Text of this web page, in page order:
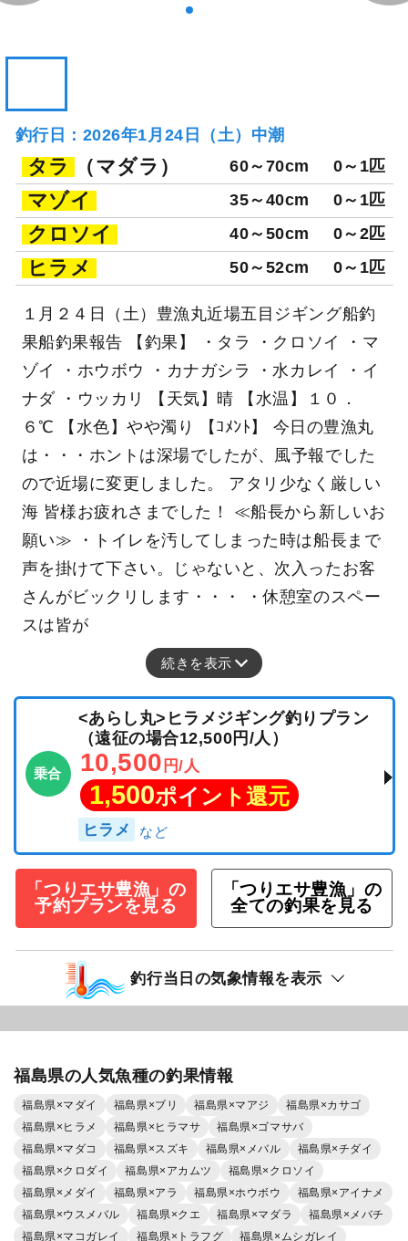
つりエサ豊漁
福島県 相馬市 相馬港
197日前
釣り船詳細を見る
釣行日：2026年1月24日（土）中潮
タラ （マダラ） 60～70cm 0～1匹
マゾイ 35～40cm 0～1匹
クロソイ 40～50cm 0～2匹
ヒラメ
１月２４日（土）豊漁丸近場五目ジギング船釣
果船釣果報告 【釣果】 ・タラ ・クロソイ ・マ
ゾイ ・ホウボウ ・カナガシラ ・水カレイ ・イ
ナダ ・ウッカリ 【天気】晴 【水温】１０．
６℃ 【水色】やや濁り 【ｺﾒﾝﾄ】 今日の豊漁丸
は・・・ホントは深場でしたが、風予報でした
ので近場に変更しました。 アタリ少なく厳しい
海 皆様お疲れさまでした！ ≪船長から新しいお
願い≫ ・トイレを汚してしまった時は船長まで
声を掛けて下さい。じゃないと、次入ったお客
さんがビックリします・・・ ・休憩室のスペー
スは皆が
乗合
<あらし丸>ヒラメジギング釣りプラン
（遠征の場合12,500円/人）
10,500円/人
1,500ポイント還元
ヒラメ